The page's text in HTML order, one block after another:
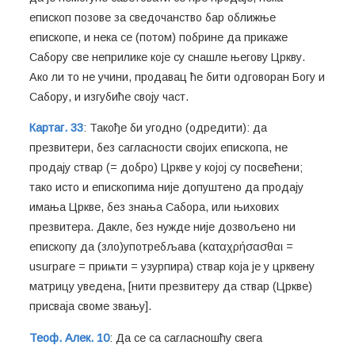
епископ позове за сведочанство бар оближње
епископе, и нека се (потом) побрине да прикаже
Сабору све неприлике које су снашле његову Цркву.
Ако ли то не учини, продавац ће бити одговоран Богу и
Сабору, и изгубиће своју част.
Картаг. 33: Такође би угодно (одредити): да
презвитери, без сагласности својих епископа, не
продају ствар (= добро) Цркве у којој су посвећени;
тако исто и епископима није допуштено да продају
имања Цркве, без знања Сабора, или њихових
презвитера. Дакле, без нужде није дозвољено ни
епископу да (зло)употребљава (καταχρήσασθαι =
usurpare = приѩти = узурпира) ствар која је у црквену
матрицу уведена, [нити презвитеру да ствар (Цркве)
присваја своме звању].
Теоф. Алек. 10: Да се са сагласношћу свега